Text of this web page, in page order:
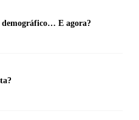
demográfico… E agora?